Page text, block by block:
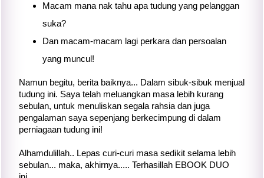
Macam mana nak tahu apa tudung yang pelanggan
suka?
Dan macam-macam lagi perkara dan persoalan
yang muncul!
Namun begitu, berita baiknya... Dalam sibuk-sibuk menjual
tudung ini. Saya telah meluangkan masa lebih kurang
sebulan, untuk menuliskan segala rahsia dan juga
pengalaman saya sepenjang berkecimpung di dalam
perniagaan tudung ini!
Alhamdulillah.. Lepas curi-curi masa sedikit selama lebih
sebulan... maka, akhirnya..... Terhasillah EBOOK DUO